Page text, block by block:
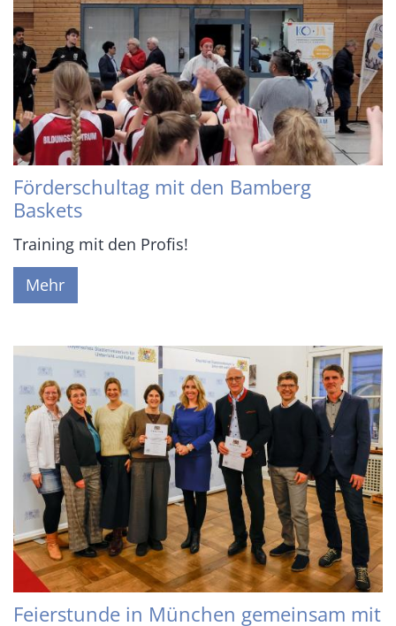
Förderschultag mit den Bamberg
Baskets
Training mit den Profis!
Mehr
Feierstunde in München gemeinsam mit